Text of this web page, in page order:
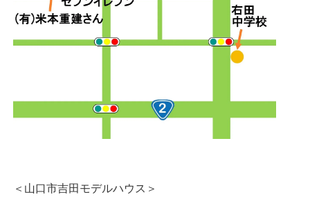
＜山口市吉田モデルハウス＞